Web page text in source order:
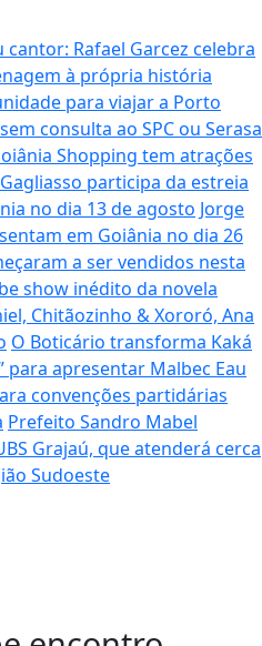
Rafael Garcez celebra
à própria história
para viajar a Porto
consulta ao SPC ou Serasa
Shopping tem atrações
participa da estreia
no dia 13 de agosto Jorge
em Goiânia no dia 26
a ser vendidos nesta
show inédito da novela
Chitãozinho & Xororó, Ana
O Boticário transforma Kaká
para apresentar Malbec Eau
convenções partidárias
Prefeito Sandro Mabel
Grajaú, que atenderá cerca
Sudoeste